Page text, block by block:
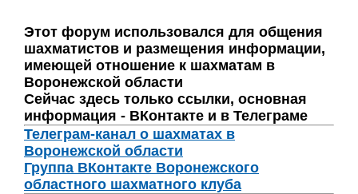
Этот форум использовался для общения
шахматистов и размещения информации,
имеющей отношение к шахматам в
Воронежской области
Сейчас здесь только ссылки, основная
информация - ВКонтакте и в Телеграме
Телеграм-канал о шахматах в
Воронежской области
Группа ВКонтакте Воронежского
областного шахматного клуба